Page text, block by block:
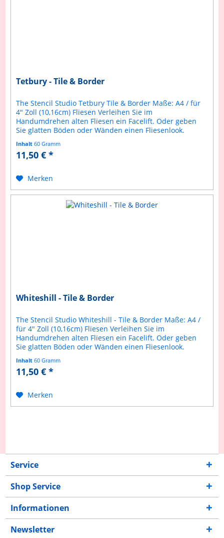
Tetbury - Tile & Border
The Stencil Studio Tetbury Tile & Border Maße: A4 / für
4" Zoll (10,16cm) Fliesen Verleihen Sie im
Handumdrehen alten Fliesen ein Facelift. Oder geben
Sie glatten Böden oder Wänden einen Fliesenlook.
Inhalt60 Gramm
11,50 € *
Merken
Whiteshill - Tile & Border
The Stencil Studio Whiteshill - Tile & Border Maße: A4 /
für 4" Zoll (10,16cm) Fliesen Verleihen Sie im
Handumdrehen alten Fliesen ein Facelift. Oder geben
Sie glatten Böden oder Wänden einen Fliesenlook.
Inhalt60 Gramm
11,50 € *
Merken
Service
Shop Service
Informationen
Newsletter